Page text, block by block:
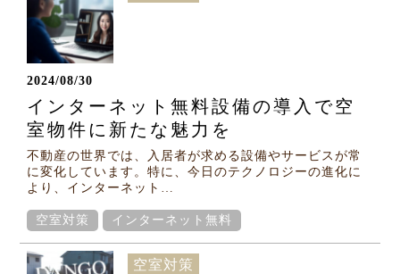
2024/08/30
インターネット無料設備の導入で空
室物件に新たな魅力を
不動産の世界では、入居者が求める設備やサービスが常
に変化しています。特に、今日のテクノロジーの進化に
より、インターネット…
空室対策 インターネット無料
空室対策